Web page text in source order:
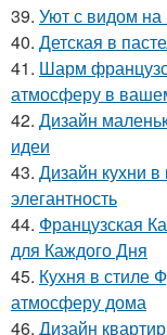
39. Уют с видом на
40. Детская в
41. Шарм
атмосферу в
42. Дизайн
идеи
43. Дизайн кухни в
элегантность
44. Французская
для Каждого Дня
45. Кухня в стиле
атмосферу дома
46. Дизайн